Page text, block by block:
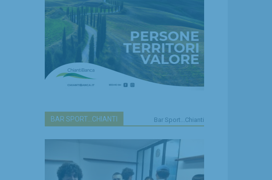
BAR SPORT...CHIANTI Bar Sport...Chianti